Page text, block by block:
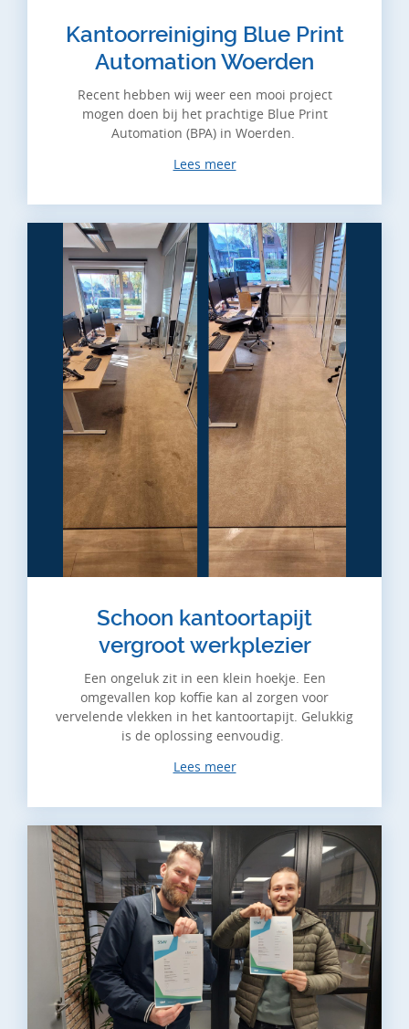
Kantoorreiniging Blue Print
Automation Woerden
Recent hebben wij weer een mooi project
mogen doen bij het prachtige Blue Print
Automation (BPA) in Woerden.
Lees meer
Schoon kantoortapijt
vergroot werkplezier
Een ongeluk zit in een klein hoekje. Een
omgevallen kop koffie kan al zorgen voor
vervelende vlekken in het kantoortapijt. Gelukkig
is de oplossing eenvoudig.
Lees meer